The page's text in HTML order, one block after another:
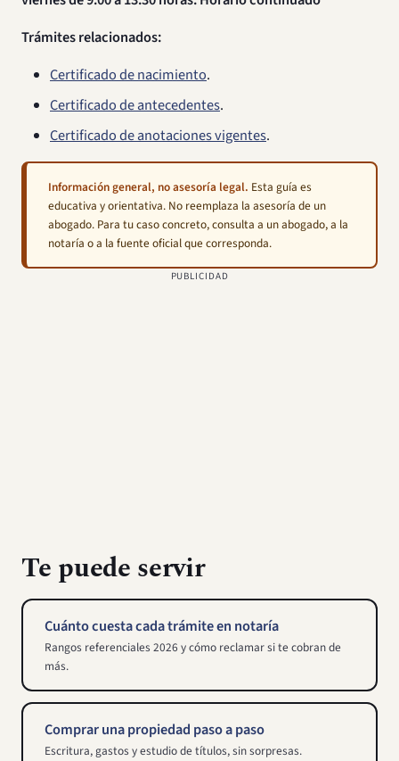
Trámites relacionados:
Certificado de nacimiento.
Certificado de antecedentes.
Certificado de anotaciones vigentes.
Información general, no asesoría legal. Esta guía es
educativa y orientativa. No reemplaza la asesoría de un
abogado. Para tu caso concreto, consulta a un abogado, a la
notaría o a la fuente oficial que corresponda.
PUBLICIDAD
Te puede servir
Cuánto cuesta cada trámite en notaría
Rangos referenciales 2026 y cómo reclamar si te cobran de
más.
Comprar una propiedad paso a paso
Escritura, gastos y estudio de títulos, sin sorpresas.